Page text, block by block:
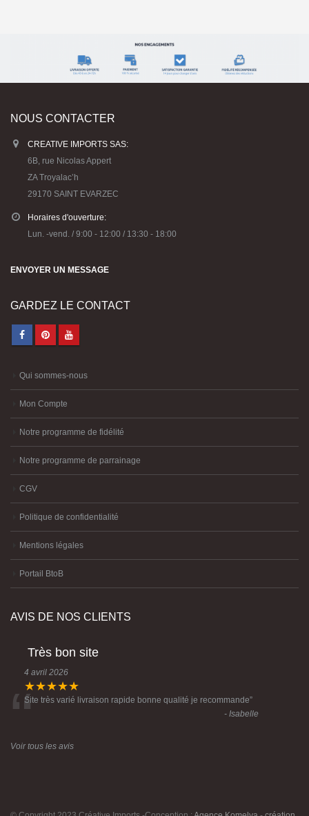
NOUS CONTACTER
CREATIVE IMPORTS SAS:
6B, rue Nicolas Appert
ZA Troyalac’h
29170 SAINT EVARZEC
Horaires d'ouverture:
Lun. -vend. / 9:00 - 12:00 / 13:30 - 18:00
ENVOYER UN MESSAGE
GARDEZ LE CONTACT
Qui sommes-nous
Mon Compte
Notre programme de fidélité
Notre programme de parrainage
CGV
Politique de confidentialité
Mentions légales
Portail BtoB
AVIS DE NOS CLIENTS
Très bon site
4 avril 2026
★★★★★
“Site très varié livraison rapide bonne qualité je recommande”
- Isabelle
Voir tous les avis